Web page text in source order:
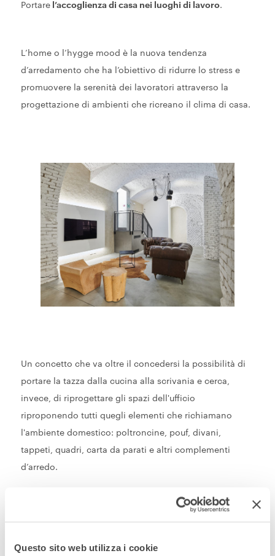
Questo sito web utilizza i cookie
Portarel’accoglienza di casa nei luoghi di lavoro.
L’home o l’hygge mood è la nuova tendenza
d’arredamento che ha l’obiettivo di ridurre lo stress e
promuovere la serenità dei lavoratori attraverso la
progettazione di ambienti che ricreano il clima di casa.
Un concetto che va oltre il concedersi la possibilità di
portare la tazza dalla cucina alla scrivania e cerca,
invece, di riprogettare gli spazi dell'ufficio
riproponendo tutti quegli elementi che richiamano
l'ambiente domestico: poltroncine, pouf, divani,
tappeti, quadri, carta da parati e altri complementi
d’arredo.